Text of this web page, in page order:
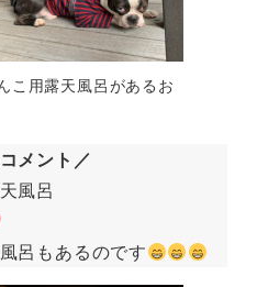
こ用露天風呂があるお
メント／
風呂
呂もあるのです